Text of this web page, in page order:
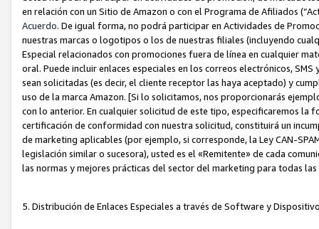
en relación con un Sitio de Amazon o con el Programa de Afiliados
Acuerdo. De igual forma, no podrá participar en Actividades de
nuestras marcas o logotipos o los de nuestras filiales (incluyendo
Especial relacionados con promociones fuera de línea en cualquier
oral. Puede incluir enlaces especiales en los correos electrónicos,
sean solicitadas (es decir, el cliente receptor las haya aceptado) y
uso de la marca Amazon. [Si lo solicitamos, nos proporcionarás
con lo anterior. En cualquier solicitud de este tipo, especificaremos
certificación de conformidad con nuestra solicitud, constituirá un
de marketing aplicables (por ejemplo, si corresponde, la Ley CAN-
legislación similar o sucesora), usted es el «Remitente» de cada
las normas y mejores prácticas del sector del marketing para todas
5. Distribución de Enlaces Especiales a través de Software y